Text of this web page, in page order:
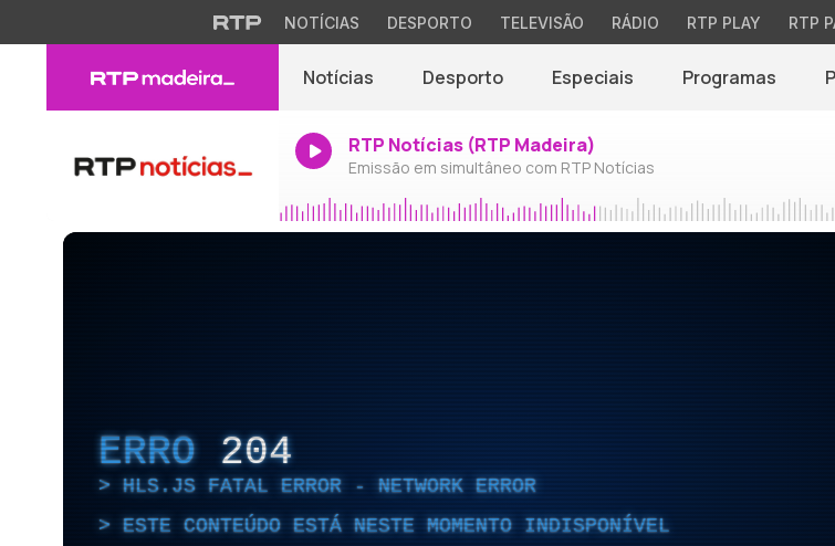
NOTÍCIAS DESPORTO TELEVISÃO RÁDIO RTP PLAY RTP
Notícias Desporto Especiais Programas
RTP Notícias (RTP Madeira)
Emissão em simultâneo com RTP Notícias
ERRO 204
HLS.JS FATAL ERROR - NETWORK ERROR
ESTE CONTEÚDO ESTÁ NESTE MOMENTO INDISPONÍVEL